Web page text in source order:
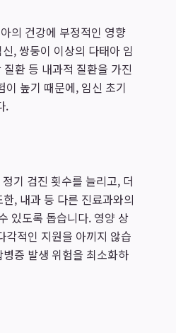
의 건강에 부정적인 영향
, 쌍둥이 이상의 다태아 임
환 등 내과적 질환을 가진
높기 때문에, 임신 초기
.
기 검진 횟수를 늘리고, 더
, 내과 등 다른 진료과와의
있도록 돕습니다. 영양 상
각적인 지원을 아끼지 않습
증 발생 위험을 최소화하